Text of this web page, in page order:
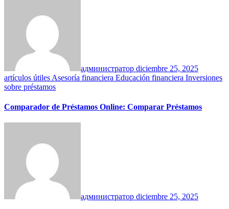
администратор diciembre 25, 2025
artículos útiles Asesoría financiera Educación financiera Inversiones
sobre préstamos
Comparador de Préstamos Online: Comparar Préstamos
администратор diciembre 25, 2025